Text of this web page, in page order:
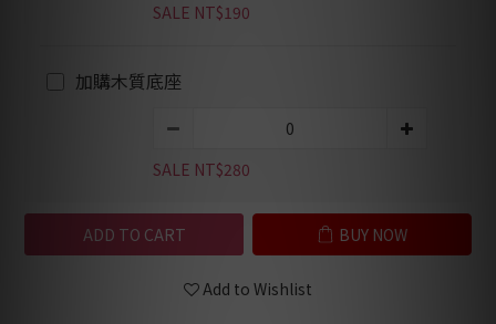
SALE NT$190
加購木質底座
SALE NT$280
ADD TO CART BUY NOW
Add to Wishlist